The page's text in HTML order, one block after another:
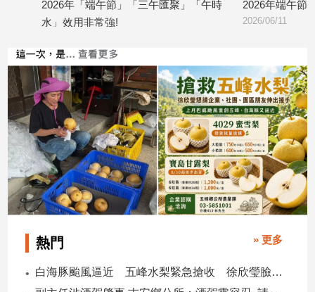
專
區
合
作
媒
體
投
稿
專
區
2026年「端午節」「三午匯聚」「午時
水」效用非常強!
2026年端午節習俗有
2026/06/11
熱門 » 更多
白海豚颱風逼近 五峰水梨緊急搶收 徐欣瑩臉書急呼「搶救五峰水梨」